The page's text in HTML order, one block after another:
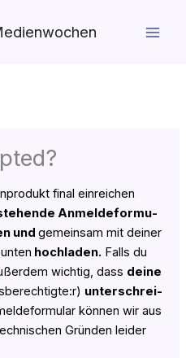
final ein­rei­chen
Anmel­de­for­mu­
undgemein­sam mit dei­ner
unten hoch­la­den. Falls du
wich­tig, dass dei­ne
unter­schrei­
kön­nen wir aus
Grün­den lei­der